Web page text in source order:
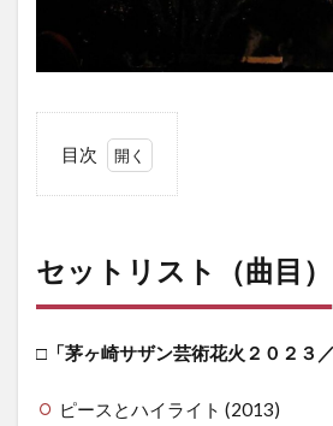
目次
（曲
目）
2
「花火
スター
セットリスト（曲目）
□「茅ヶ崎サザン芸術花火２０２３
ピースとハイライト (2013)